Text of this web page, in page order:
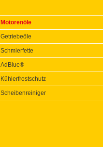
Motorenöle
Getriebeöle
Schmierfette
AdBlue®
Kühlerfrostschutz
Scheibenreiniger